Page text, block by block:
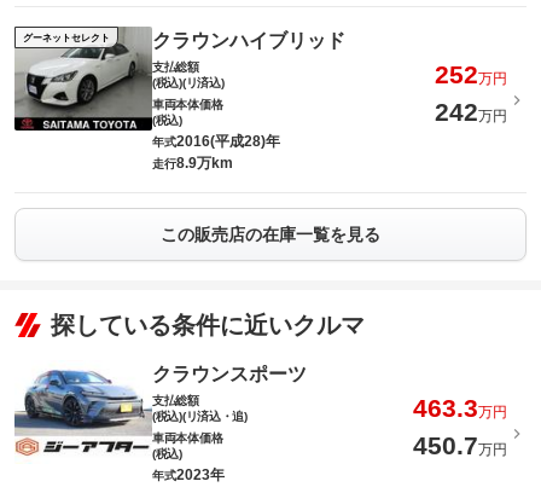
グーネットセレクト クラウンハイブリッド
支払総額
(税込)(リ済込)
252万円
車両本体価格
(税込)
242万円
年式2016(平成28)年
走行8.9万km
この販売店の在庫一覧を見る
探している条件に近いクルマ
クラウンスポーツ
支払総額
(税込)(リ済込・追)
463.3万円
車両本体価格
(税込)
450.7万円
年式2023年